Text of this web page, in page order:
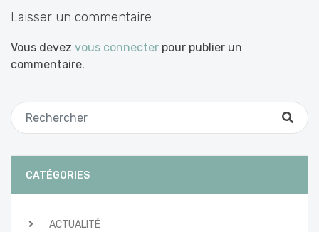
Laisser un commentaire
Vous devez vous connecter pour publier un
commentaire.
CATÉGORIES
ACTUALITÉ